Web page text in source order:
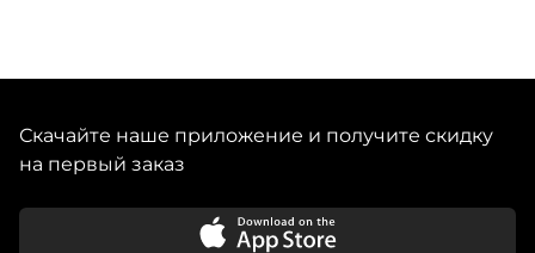
Скачайте наше приложение и получите скидку
на первый заказ